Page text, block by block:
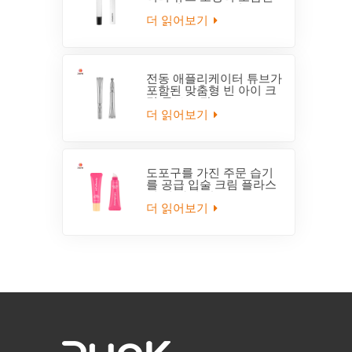
더 읽어보기
전동 애플리케이터 튜브가
포함된 맞춤형 빈 아이 크
림 튜브 포장
더 읽어보기
도포구를 가진 주문 습기
를 공급 입술 크림 플라스
틱 빈 짜기 관
더 읽어보기